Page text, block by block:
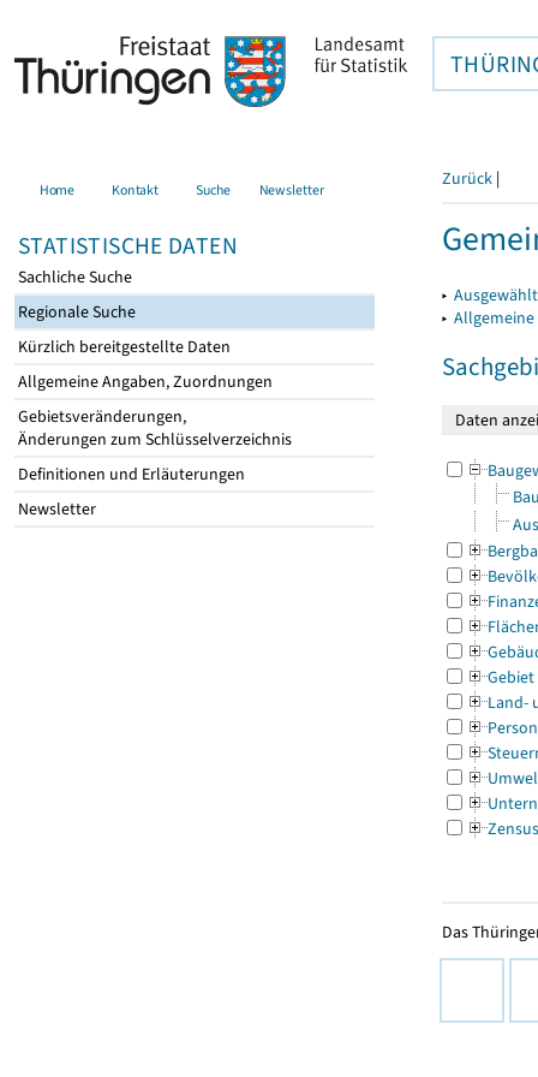
Home Kontakt Suche Newsletter
STATISTISCHE DATEN
Sachliche Suche
Regionale Suche
Kürzlich bereitgestellte Daten
Allgemeine Angaben, Zuordnungen
Gebietsveränderungen,
Änderungen zum Schlüsselverzeichnis
Definitionen und Erläuterungen
Newsletter
Zurück |
▸
▸
Gebiet
Land-
Zensus
Das